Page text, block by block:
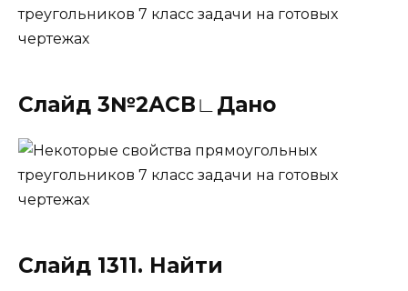
Слайд 3№2АСВ∟Дано
Слайд 1311. Найти